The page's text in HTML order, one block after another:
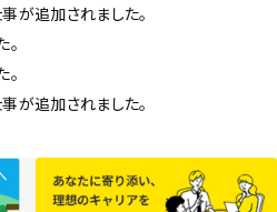
事が追加されました。
事が追加されました。